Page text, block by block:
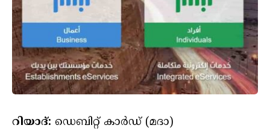
റിയാദ്: ഡെബിറ്റ് കാർഡ് (മദാ)